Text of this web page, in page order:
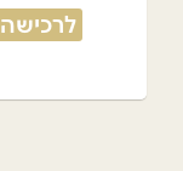
לרכישה